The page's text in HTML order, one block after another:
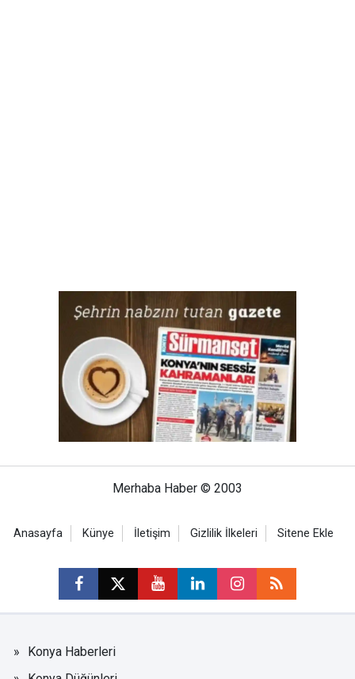
Merhaba Haber © 2003
Anasayfa Künye İletişim Gizlilik İlkeleri Sitene Ekle
Konya Haberleri